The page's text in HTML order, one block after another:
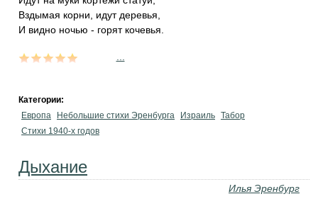
Вздымая корни, идут деревья,
И видно ночью - горят кочевья.
Категории:
Европа
Небольшие стихи Эренбурга Израиль Табор
Стихи 1940-х годов
Дыхание
Илья Эренбург